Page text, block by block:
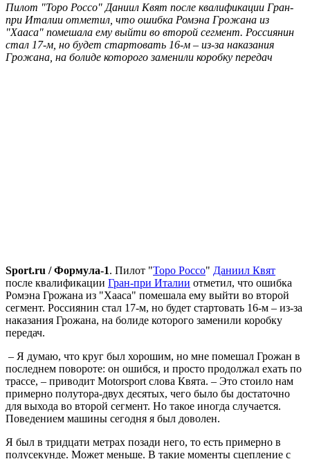
Пилот "Торо Россо" Даниил Квят после квалификации Гран-
при Италии отметил, что ошибка Ромэна Грожана из
"Хааса" помешала ему выйти во второй сегмент. Россиянин
стал 17-м, но будет стартовать 16-м – из-за наказания
Грожана, на болиде которого заменили коробку передач
Sport.ru / Формула-1. Пилот "Торо Россо" Даниил Квят
после квалификации Гран-при Италии отметил, что ошибка
Ромэна Грожана из "Хааса" помешала ему выйти во второй
сегмент. Россиянин стал 17-м, но будет стартовать 16-м – из-за
наказания Грожана, на болиде которого заменили коробку
передач.
– Я думаю, что круг был хорошим, но мне помешал Грожан в
последнем повороте: он ошибся, и просто продолжал ехать по
трассе, – приводит Motorsport слова Квята. – Это стоило нам
примерно полутора-двух десятых, чего было бы достаточно
для выхода во второй сегмент. Но такое иногда случается.
Поведением машины сегодня я был доволен.
Я был в тридцати метрах позади него, то есть примерно в
полусекунде. Может меньше. В такие моменты сцепление с